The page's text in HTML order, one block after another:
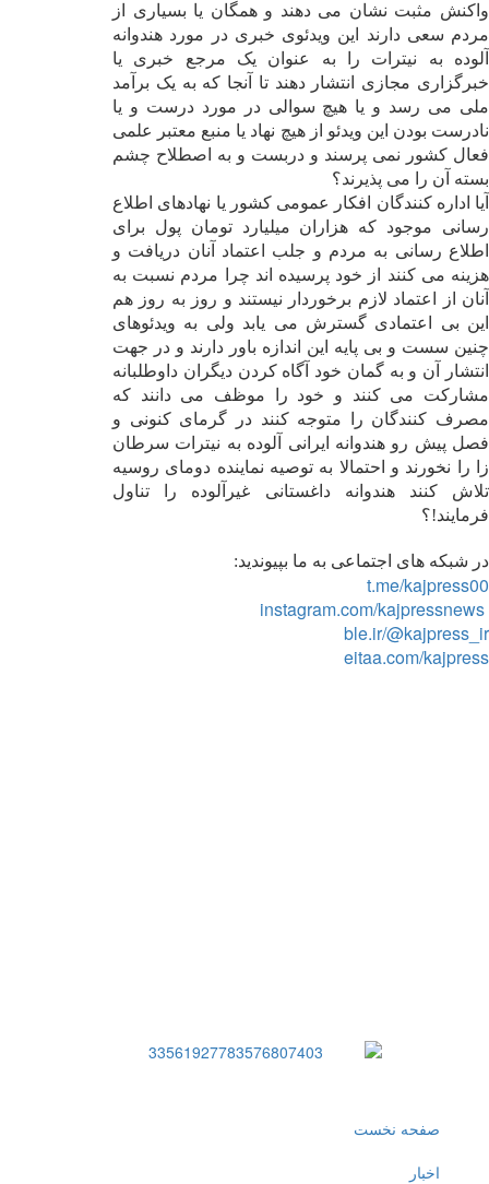
واکنش مثبت نشان ‌می دهند و همگان یا بسیاری از
مردم سعی دارند این ویدئوی خبری در مورد هندوانه
آلوده به نیترات را به عنوان یک مرجع خبری یا
خبرگزاری مجازی انتشار دهند تا آنجا که به یک برآمد
ملی ‌می رسد و یا هیچ سوالی در مورد درست و یا
نادرست بودن این ویدئو از هیچ نهاد یا منبع معتبر علمی
فعال کشور نمی پرسند و دربست و به اصطلاح چشم
بسته آن را می پذیرند؟
آیا اداره کنندگان افکار عمومی کشور یا نهادهای اطلاع
رسانی موجود که هزاران میلیارد تومان پول برای
اطلاع رسانی به مردم و جلب اعتماد آنان دریافت و
هزینه می کنند از خود پرسیده اند چرا مردم نسبت به
آنان از اعتماد لازم برخوردار نیستند و روز به روز هم
این بی اعتمادی گسترش ‌می یابد ولی به ویدئوهای
چنین سست و بی پایه این اندازه باور دارند و در جهت
انتشار آن و به گمان خود آگاه کردن دیگران داوطلبانه
مشارکت می کنند و خود را موظف ‌می دانند که
مصرف کنندگان را متوجه کنند در گرمای کنونی و
فصل پیش رو هندوانه ایرانی آلوده به نیترات سرطان
زا را نخورند و احتمالا به توصیه نماینده دومای روسیه
تلاش کنند هندوانه داغستانی غیرآلوده را تناول
فرمایند!؟
در شبکه های اجتماعی به ما بپیوندید:
t.me/kajpress00
instagram.com/kajpressnews
ble.ir/@kajpress_ir
eitaa.com/kajpress
صفحه نخست
اخبار